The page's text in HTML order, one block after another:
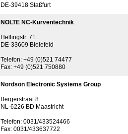
DE-39418 Staßfurt
NOLTE NC-Kurventechnik
Hellingstr. 71
DE-33609 Bielefeld
Telefon: +49 (0)521 74477
Fax: +49 (0)521 750880
Nordson Electronic Systems Group
Bergerstraat 8
NL-6226 BD Maastricht
Telefon: 0031/433524466
Fax: 0031/433637722